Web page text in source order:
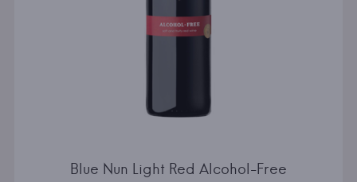
Blue Nun Light Red Alcohol-Free